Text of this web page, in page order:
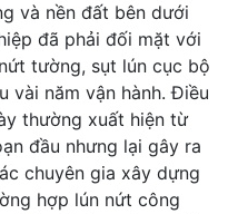
và nền đất bên dưới
đã phải đối mặt với
tường, sụt lún cục bộ
vài năm vận hành. Điều
thường xuất hiện từ
đầu nhưng lại gây ra
chuyên gia xây dựng
hợp lún nứt công